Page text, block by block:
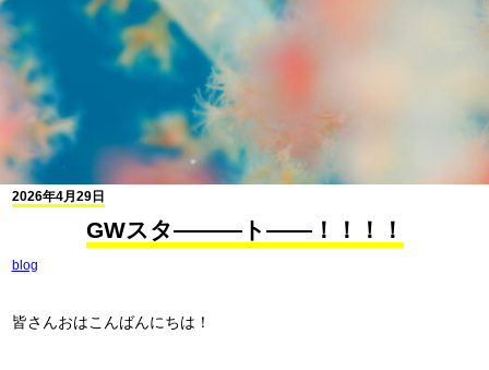
2026年4月29日
GWスタ―――ト――！！！！
blog
皆さんおはこんばんにちは！